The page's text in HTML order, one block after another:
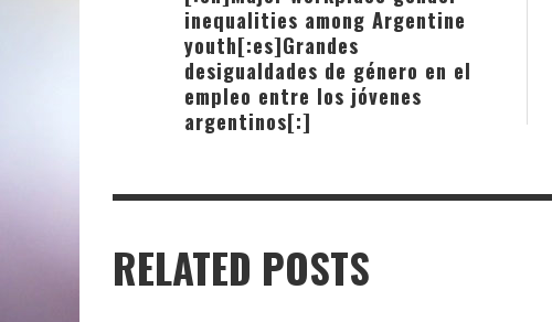
inequalities among Argentine
youth[:es]Grandes
desigualdades de género en el
empleo entre los jóvenes
argentinos[:]
RELATED POSTS